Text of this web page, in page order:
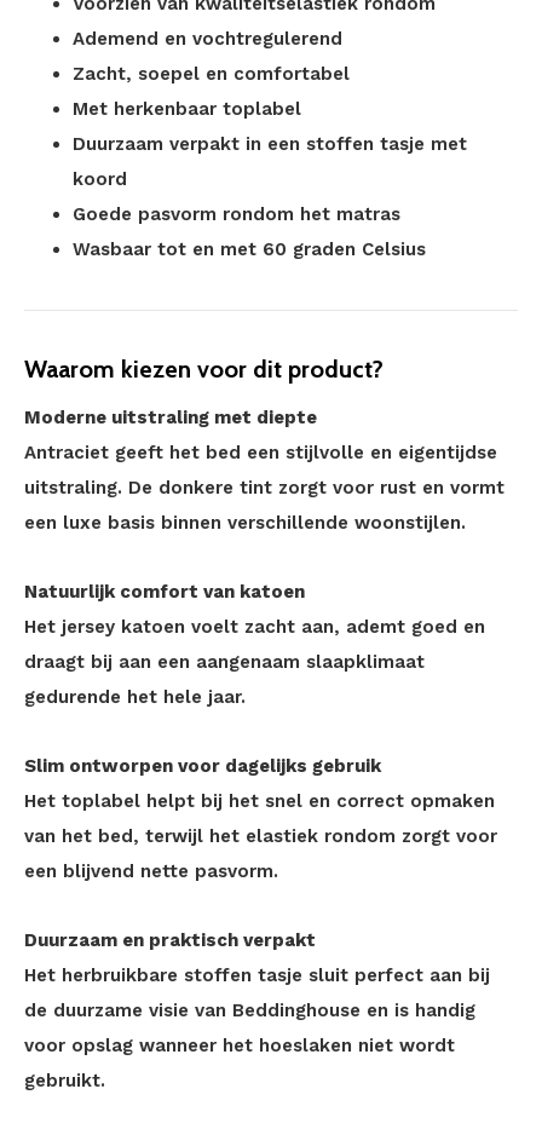
Ademend en vochtregulerend
Zacht, soepel en comfortabel
Met herkenbaar toplabel
Duurzaam verpakt in een stoffen tasje met
koord
Goede pasvorm rondom het matras
Wasbaar tot en met 60 graden Celsius
Waarom kiezen voor dit product?
Moderne uitstraling met diepte
Antraciet geeft het bed een stijlvolle en eigentijdse
uitstraling. De donkere tint zorgt voor rust en vormt
een luxe basis binnen verschillende woonstijlen.
Natuurlijk comfort van katoen
Het jersey katoen voelt zacht aan, ademt goed en
draagt bij aan een aangenaam slaapklimaat
gedurende het hele jaar.
Slim ontworpen voor dagelijks gebruik
Het toplabel helpt bij het snel en correct opmaken
van het bed, terwijl het elastiek rondom zorgt voor
een blijvend nette pasvorm.
Duurzaam en praktisch verpakt
Het herbruikbare stoffen tasje sluit perfect aan bij
de duurzame visie van Beddinghouse en is handig
voor opslag wanneer het hoeslaken niet wordt
gebruikt.